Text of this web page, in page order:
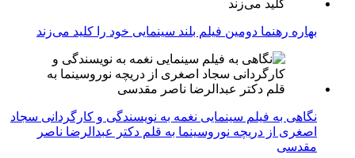
بهاره رهنما دومین فیلم بلند سینمایی خود را کلید می‌زند
نگاهی به فیلم سینمایی نغمه به نویسندگی و کارگردانی سجاد
اصغری از دریچه نوروسینما به قلم دکتر عبدالرضا ناصر
مقدسی